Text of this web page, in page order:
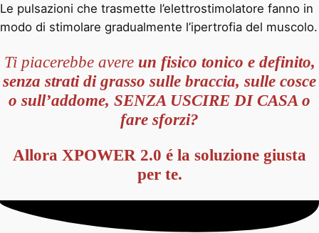
Le pulsazioni che trasmette l’elettrostimolatore fanno in
modo di stimolare gradualmente l’ipertrofia del muscolo.
Ti piacerebbe avere un fisico tonico e definito,
senza strati di grasso sulle braccia, sulle cosce
o sull’addome, SENZA USCIRE DI CASA o
fare sforzi?
Allora XPOWER 2.0 é la soluzione giusta
per te.